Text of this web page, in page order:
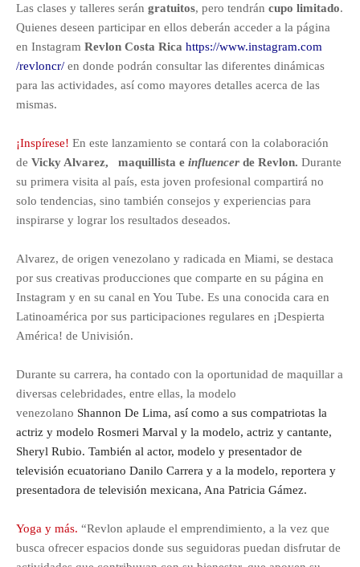
Las clases y talleres serán gratuitos, pero tendrán cupo limitado.
Quienes deseen participar en ellos deberán acceder a la página
en Instagram Revlon Costa Rica https://www.instagram.com
/revloncr/ en donde podrán consultar las diferentes dinámicas
para las actividades, así como mayores detalles acerca de las
mismas.
¡Inspírese! En este lanzamiento se contará con la colaboración
de Vicky Alvarez, maquillista e influencer de Revlon. Durante
su primera visita al país, esta joven profesional compartirá no
solo tendencias, sino también consejos y experiencias para
inspirarse y lograr los resultados deseados.
Alvarez, de origen venezolano y radicada en Miami, se destaca
por sus creativas producciones que comparte en su página en
Instagram y en su canal en You Tube. Es una conocida cara en
Latinoamérica por sus participaciones regulares en ¡Despierta
América! de Univisión.
Durante su carrera, ha contado con la oportunidad de maquillar a
diversas celebridades, entre ellas, la modelo
venezolano Shannon De Lima, así como a sus compatriotas la
actriz y modelo Rosmeri Marval y la modelo, actriz y cantante,
Sheryl Rubio. También al actor, modelo y presentador de
televisión ecuatoriano Danilo Carrera y a la modelo, reportera y
presentadora de televisión mexicana, Ana Patricia Gámez.
Yoga y más. “Revlon aplaude el emprendimiento, a la vez que
busca ofrecer espacios donde sus seguidoras puedan disfrutar de